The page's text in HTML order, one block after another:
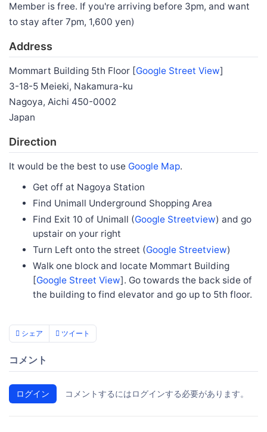
Member is free. If you're arriving before 3pm, and want
to stay after 7pm, 1,600 yen)
Address
Mommart Building 5th Floor [Google Street View]
3-18-5 Meieki, Nakamura-ku
Nagoya, Aichi 450-0002
Japan
Direction
It would be the best to use Google Map.
Get off at Nagoya Station
Find Unimall Underground Shopping Area
Find Exit 10 of Unimall (Google Streetview) and go
upstair on your right
Turn Left onto the street (Google Streetview)
Walk one block and locate Mommart Building
[Google Street View]. Go towards the back side of
the building to find elevator and go up to 5th floor.
シェア ツイート
コメント
ログイン コメントするにはログインする必要があります。